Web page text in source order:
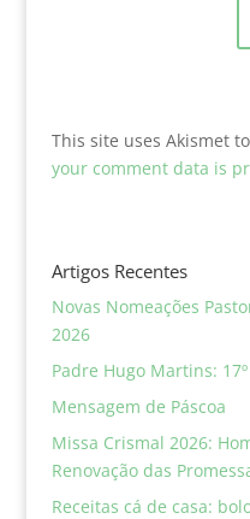
This site uses Akismet
your comment data is
Artigos Recentes
Novas Nomeações
2026
Padre Hugo Martins:
Mensagem de Páscoa
Missa Crismal 2026:
Renovação das
Receitas cá de casa: